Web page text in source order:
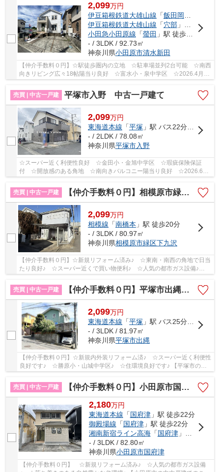
2,099万円
伊豆箱根鉄道大雄山線 「飯田岡 」駅 徒歩9
伊豆箱根鉄道大雄山線 「穴部」駅 徒歩10分
小田急小田原線 「螢田 」駅 徒歩15分
- / 3LDK / 92.73㎡
神奈川県小田原市清水新田
【仲介手数料０円】☆駅徒歩圏内の立地 ☆駐車場並列2台可能 ☆南西
向きリビング広々18帖陽当り良好 ☆富水小・泉中学区 ☆2026.4月内
売買 | 中古一戸建
平塚市入野 中古一戸建て
2,099万円
東海道本線 「平塚 」駅 バス22分 「金田公民館」 停歩3分
- / 2LDK / 78.08㎡
神奈川県平塚市入野
☆スーパー近く利便性良好 ☆金田小・金旭中学区 ☆瑕疵保険保証
付 ☆開放感のある角地 ☆南向きバルコニー陽当り良好 ☆2026.6月
売買 | 中古一戸建
【仲介手数料０円】相模原市緑区下九沢 中古一戸建て
2,099万円
相模線 「南橋本 」駅 徒歩20分
- / 3LDK / 80.97㎡
神奈川県相模原市緑区下九沢
【仲介手数料０円】☆新規リフォーム済み♪ ☆東南・南西の角地で日当
たり良好♪ ☆スーパー近くで買い物便利♪ ☆人気の都市ガス設備♪
売買 | 中古一戸建
【仲介手数料０円】平塚市出縄 中古戸建
2,099万円
東海道本線 「平塚 」駅 バス25分 「下出縄」 停歩6分
- / 3LDK / 81.97㎡
神奈川県平塚市出縄
【仲介手数料０円】☆新規内外装リフォーム済♪ ☆スーパー近く利便性
良好です♪ ☆勝原小・山城中学区♪ ☆住環境良好です♪ 【平塚市の中
売買 | 中古一戸建
【仲介手数料０円】小田原市国府津 中古一戸建て
2,180万円
東海道本線 「国府津」駅 徒歩22分
御殿場線 「国府津」駅 徒歩22分
湘南新宿ライン高海「国府津」駅 徒歩22分
- / 3LDK / 82.80㎡
神奈川県小田原市国府津
【仲介手数料０円】 ☆新規リフォーム済み♪ ☆人気の都市ガス設備